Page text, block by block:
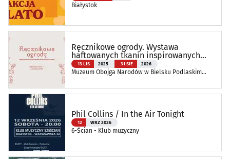
Białystok
Ręcznikowe ogrody. Wystawa
haftowanych tkanin inspirowanych
naturą
13 LIS 2025 31 SIE 2026
Muzeum Obojga Narodów w Bielsku Podlaskim
Phil Collins / In the Air Tonight
12 WRZ 2026
6-Ścian - Klub muzyczny